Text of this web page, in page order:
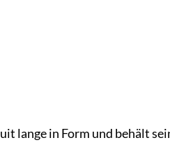
lange in Form und behält